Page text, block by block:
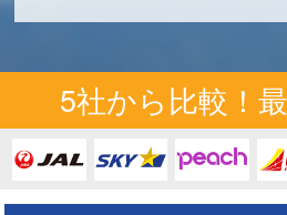
5社から比較！